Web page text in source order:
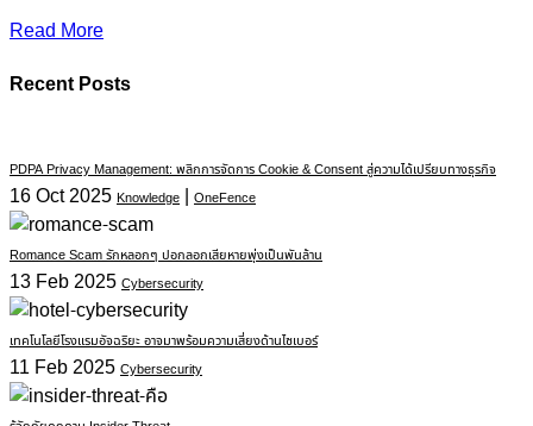
Read More
Recent Posts
PDPA Privacy Management: พลิกการจัดการ Cookie & Consent สู่ความได้เปรียบทางธุรกิจ
16 Oct 2025 Knowledge | OneFence
Romance Scam รักหลอกๆ ปอกลอกเสียหายพุ่งเป็นพันล้าน
13 Feb 2025 Cybersecurity
เทคโนโลยีโรงแรมอัจฉริยะ อาจมาพร้อมความเสี่ยงด้านไซเบอร์
11 Feb 2025 Cybersecurity